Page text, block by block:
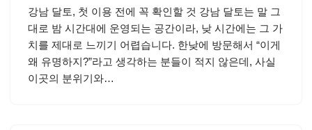
강남 달토, 첫 이용 전에 꼭 확인할 것 강남 달토는 말 그
대로 밤 시간대에 운영되는 공간이라, 낮 시간에는 그 가
치를 제대로 느끼기 어렵습니다. 한낮에 방문해서 “이게
왜 유명하지?”라고 생각하는 분들이 적지 않은데, 사실
이곳의 분위기와…